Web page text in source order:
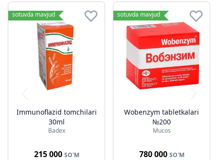
sotuvda mavjud
Immunoflazid tomchilari
30ml
Badex
215 000 SO'M
sotuvda mavjud
Wobenzym tabletkalari
№200
Mucos
780 000 SO'M